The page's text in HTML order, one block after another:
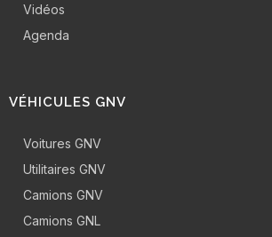
Vidéos
Agenda
VÉHICULES GNV
Voitures GNV
Utilitaires GNV
Camions GNV
Camions GNL